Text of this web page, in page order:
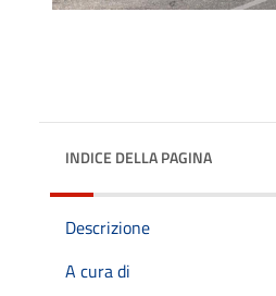
INDICE DELLA PAGINA
Descrizione
A cura di